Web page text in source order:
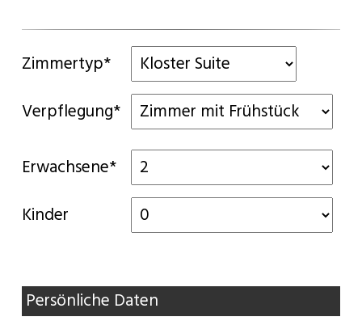
Zimmertyp*
Verpflegung*
Erwachsene*
Kinder
Persönliche Daten